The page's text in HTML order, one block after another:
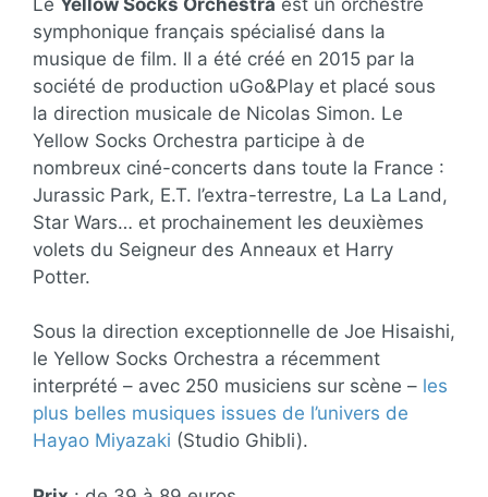
symphonique français spécialisé dans la
musique de film. Il a été créé en 2015 par la
société de production uGo&Play et placé sous
la direction musicale de Nicolas Simon. Le
Yellow Socks Orchestra participe à de
nombreux ciné-concerts dans toute la France :
Jurassic Park, E.T. l’extra-terrestre, La La Land,
Star Wars… et prochainement les deuxièmes
volets du Seigneur des Anneaux et Harry
Potter.
Sous la direction exceptionnelle de Joe Hisaishi,
le Yellow Socks Orchestra a récemment
interprété – avec 250 musiciens sur scène – les
plus belles musiques issues de l’univers de
Hayao Miyazaki (Studio Ghibli).